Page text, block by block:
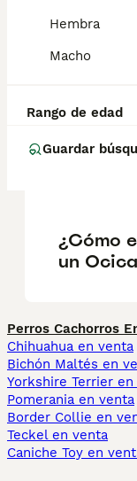
Hembra
Macho
Rango de edad
Guardar
debido a su
Ocicat?
¿Qué
¿Cómo
un
Perros Cachorros
Chihuahua en venta
Bichón Maltés en
Yorkshire Terrier
Pomerania en venta
Border Collie en
Teckel en venta
Caniche Toy en